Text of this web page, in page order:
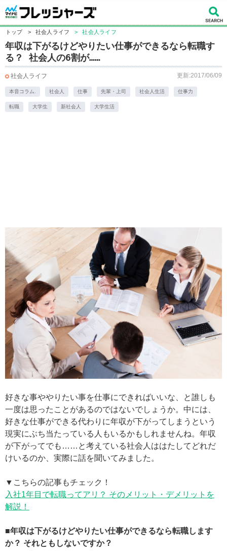
トップ > 社会人ライフ > 社会人ライフ
年収は下がるけどやりたい仕事ができるなら転職す
る？ 社会人の6割が……
社会人ライフ 更新:2017/06/09
本音コラム. 社会人 仕事 先輩・上司 社会人生活 仕事力
転職 大学生 新社会人 大学生活
好きな事ややりたい事を仕事にできればいいな、と誰しも
一度は思ったことがあるのではないでしょうか。中には、
好きな仕事ができる代わりに年収が下がってしまうという
現実にぶち当たっている人もいるかもしれませんね。年収
が下がってでも……と考えている社会人ははたしてどれだ
けいるのか、実際に話を聞いてみました。
▼こちらの記事もチェック！
入社1年目で転職ってアリ？ そのメリット・デメリットを
解説！
■年収は下がるけどやりたい仕事ができるなら転職します
か？ それともしないですか？